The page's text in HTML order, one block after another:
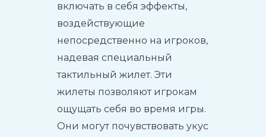
включать в себя эффекты,
воздействующие
непосредственно на игроков,
надевая специальный
тактильный жилет. Эти
жилеты позволяют игрокам
ощущать себя во время игры.
Они могут почувствовать укус